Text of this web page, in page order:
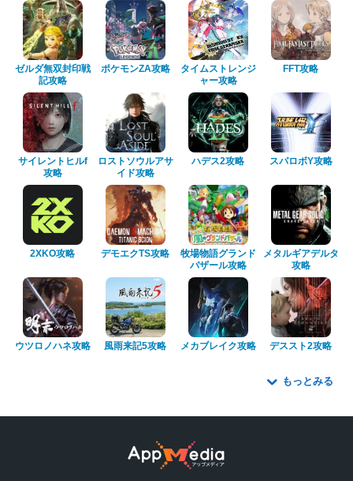
ゼルダ無双封印戦
記攻略
ポケモンZA攻略
タイムストレンジ
ャー攻略
FFT攻略
サイレントヒルf
攻略
ロストソウルアサ
イド攻略
ハデス2攻略 スパロボY攻略
2XKO攻略 デモエクTS攻略
牧場物語グランド
バザール攻略
メタルギアデルタ
攻略
ウツロノハネ攻略 風雨来記5攻略 メカブレイク攻略 デススト2攻略
もっとみる